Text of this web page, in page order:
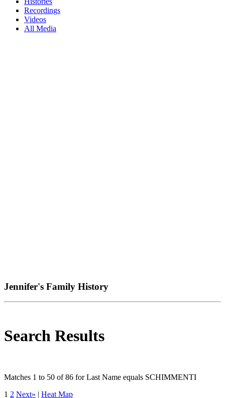
Recordings
Videos
All Media
Jennifer's Family History
Search Results
Matches 1 to 50 of 86 for Last Name equals SCHIMMENTI
1 2 Next» | Heat Map